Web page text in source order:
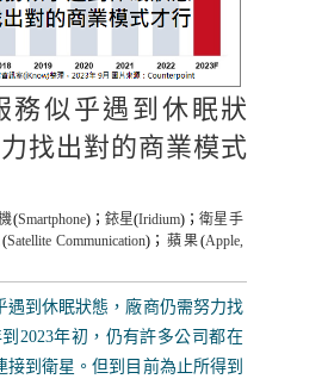
務似乎遇到休眠狀
找出對的商業模式
(Smartphone)； 銥星(Iridium)；衛星手
(Satellite Communication)； 蘋果(Apple,
遇到休眠狀態，廠商仍需努力找
2023年初，仍有許多公司都在
到衛星。但到目前為止所得到